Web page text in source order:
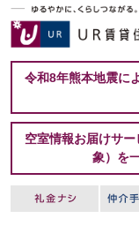
令和8年熊本地震に
空室情報お届けサ
象）を